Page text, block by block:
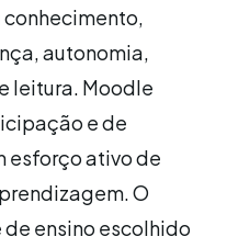
autonomia,
leitura. Moodle
e de
esforço ativo de
O
ensino escolhido